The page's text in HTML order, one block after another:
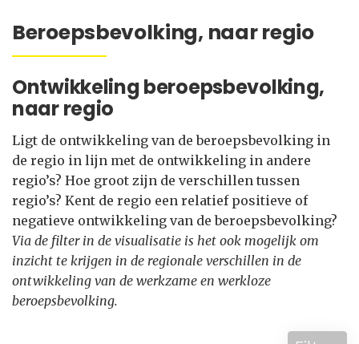
Beroepsbevolking, naar regio
Ontwikkeling beroepsbevolking,
naar regio
Ligt de ontwikkeling van de beroepsbevolking in
de regio in lijn met de ontwikkeling in andere
regio’s? Hoe groot zijn de verschillen tussen
regio’s? Kent de regio een relatief positieve of
negatieve ontwikkeling van de beroepsbevolking?
Via de filter in de visualisatie is het ook mogelijk om
inzicht te krijgen in de regionale verschillen in de
ontwikkeling van de werkzame en werkloze
beroepsbevolking.